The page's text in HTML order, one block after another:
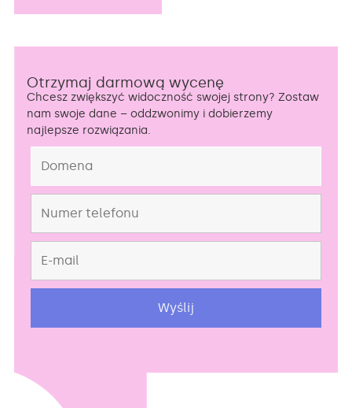
Otrzymaj darmową wycenę
Chcesz zwiększyć widoczność swojej strony? Zostaw
nam swoje dane – oddzwonimy i dobierzemy
najlepsze rozwiązania.